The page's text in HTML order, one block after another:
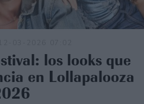
los looks que
en Lollapalooza